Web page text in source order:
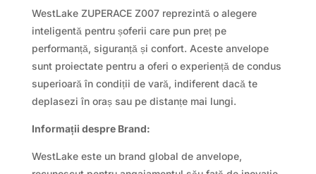
WestLake ZUPERACE Z007 reprezintă o alegere
inteligentă pentru șoferii care pun preț pe
performanță, siguranță și confort. Aceste anvelope
sunt proiectate pentru a oferi o experiență de condus
superioară în condiții de vară, indiferent dacă te
deplasezi în oraș sau pe distanțe mai lungi.
Informații despre Brand:
WestLake este un brand global de anvelope,